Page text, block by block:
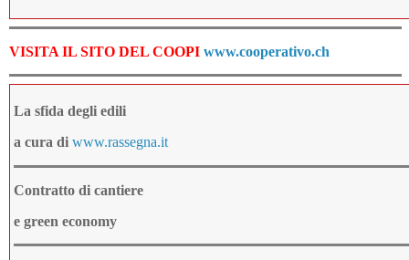
VISITA IL SITO DEL COOPI www.cooperativo.ch
La sfida degli edili
a cura di www.rassegna.it
Contratto di cantiere
e green economy